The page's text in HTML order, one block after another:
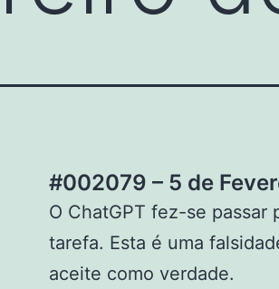
#002079 – 5 de
O ChatGPT fez-se passar
tarefa. Esta é uma
aceite como verdade.